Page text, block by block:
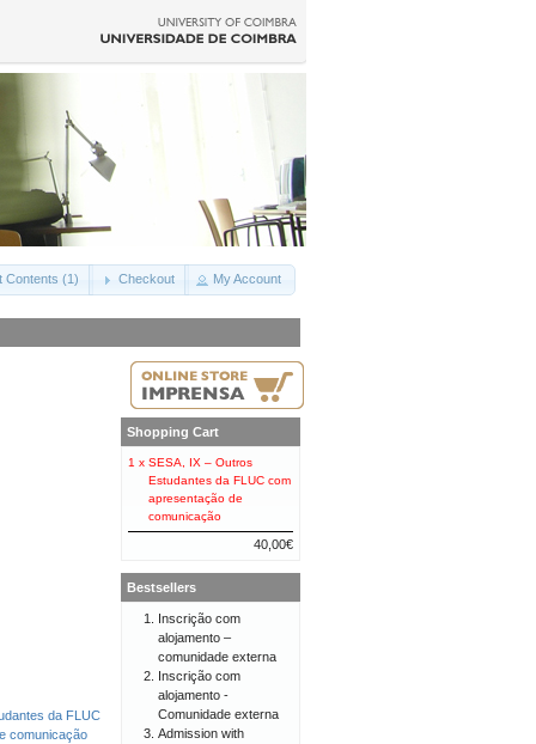
Contents (1) Checkout My Account
da FLUC
comunicação
Shopping Cart
1 x SESA, IX – Outros
Estudantes da FLUC com
apresentação de
comunicação
40,00€
Bestsellers
Inscrição com
alojamento –
comunidade externa
Inscrição com
alojamento -
Comunidade externa
Admission with